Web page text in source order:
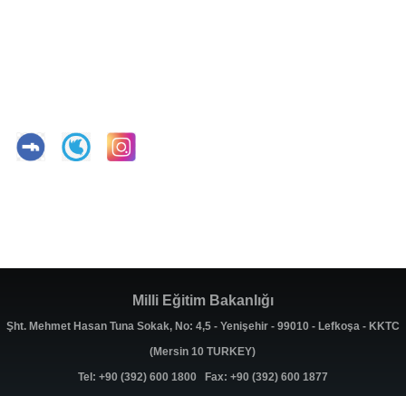
Milli Eğitim Bakanlığı
Şht. Mehmet Hasan Tuna Sokak, No: 4,5 - Yenişehir - 99010 - Lefkoşa - KKTC
(Mersin 10 TURKEY)
Tel: +90 (392) 600 1800 Fax: +90 (392) 600 1877